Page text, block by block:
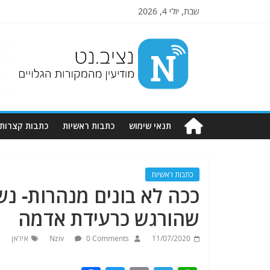
שבת, יולי 4, 2026
Nziv.net
מודיעין
מהמקורות
תנאי שימוש כתבות ראשיות כתבות קצרות
כתבות ראשיות
ככה לא בונים מנהרות-
שהורגש כרעידת אדמה
11/07/2020
Nziv 0 Comments איראן